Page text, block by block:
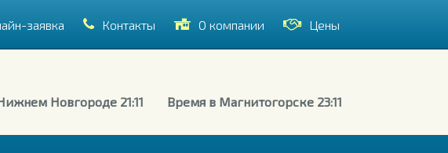
заявка Контакты О компании Цены
Время в Магнитогорске 23:11
Новгороде 21:11